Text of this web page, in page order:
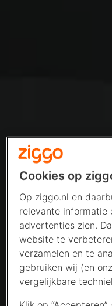
Cookies op
Op ziggo.nl en
relevante informatie
advertenties zien.
website te
verzamelen en te
gebruiken wij (en
vergelijkbare